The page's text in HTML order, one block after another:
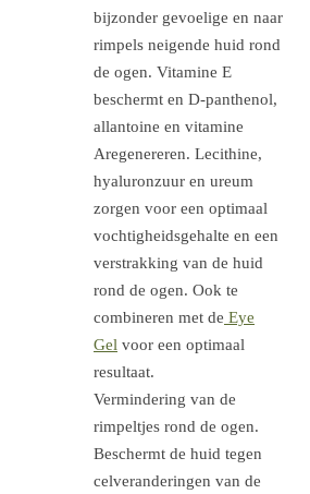
bijzonder gevoelige en naar
rimpels neigende huid rond
de ogen. Vitamine E
beschermt en D-panthenol,
allantoine en vitamine
Aregenereren. Lecithine,
hyaluronzuur en ureum
zorgen voor een optimaal
vochtigheidsgehalte en een
verstrakking van de huid
rond de ogen. Ook te
combineren met de Eye
Gel voor een optimaal
resultaat.
Vermindering van de
rimpeltjes rond de ogen.
Beschermt de huid tegen
celveranderingen van de